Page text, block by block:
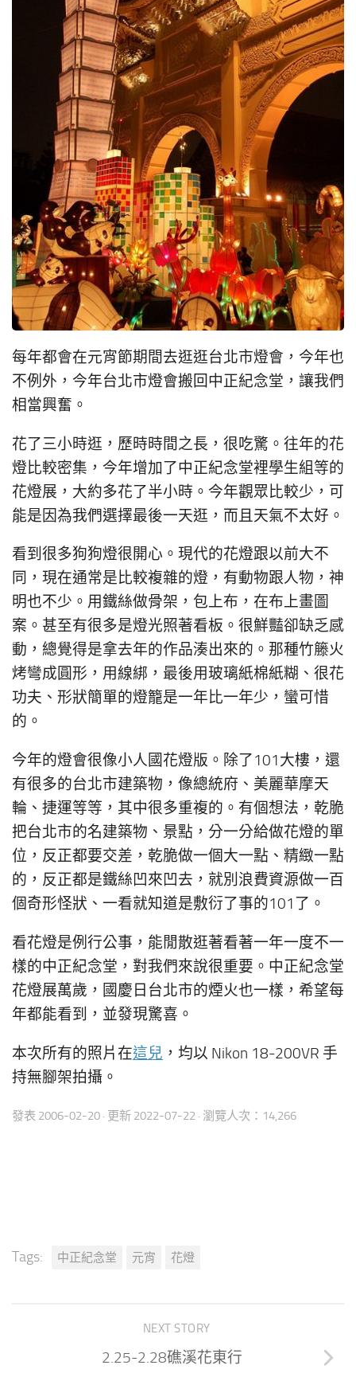
每年都會在元宵節期間去逛逛台北市燈會，今年也
不例外，今年台北市燈會搬回中正紀念堂，讓我們
相當興奮。
花了三小時逛，歷時時間之長，很吃驚。往年的花
燈比較密集，今年增加了中正紀念堂裡學生組等的
花燈展，大約多花了半小時。今年觀眾比較少，可
能是因為我們選擇最後一天逛，而且天氣不太好。
看到很多狗狗燈很開心。現代的花燈跟以前大不
同，現在通常是比較複雜的燈，有動物跟人物，神
明也不少。用鐵絲做骨架，包上布，在布上畫圖
案。甚至有很多是燈光照著看板。很鮮豔卻缺乏感
動，總覺得是拿去年的作品湊出來的。那種竹籐火
烤彎成圓形，用線綁，最後用玻璃紙棉紙糊、很花
功夫、形狀簡單的燈籠是一年比一年少，蠻可惜
的。
今年的燈會很像小人國花燈版。除了101大樓，還
有很多的台北市建築物，像總統府、美麗華摩天
輪、捷運等等，其中很多重複的。有個想法，乾脆
把台北市的名建築物、景點，分一分給做花燈的單
位，反正都要交差，乾脆做一個大一點、精緻一點
的，反正都是鐵絲凹來凹去，就別浪費資源做一百
個奇形怪狀、一看就知道是敷衍了事的101了。
看花燈是例行公事，能閒散逛著看著一年一度不一
樣的中正紀念堂，對我們來說很重要。中正紀念堂
花燈展萬歲，國慶日台北市的煙火也一樣，希望每
年都能看到，並發現驚喜。
本次所有的照片在這兒 ，均以 Nikon 18-200VR 手
持無腳架拍攝。
發表 2006-02-20 · 更新 2022-07-22 · 瀏覽人次：14,266
Tags: 中正紀念堂 元宵 花燈
NEXT STORY
2.25-2.28礁溪花東行